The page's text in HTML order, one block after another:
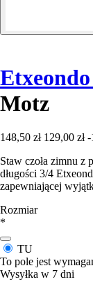
Etxeondo
Motz
148,50 zł 129,00 zł -
Staw czoła zimnu z
długości 3/4
zapewniającej
Rozmiar
*
TU
To pole jest
Wysyłka w 7 dni